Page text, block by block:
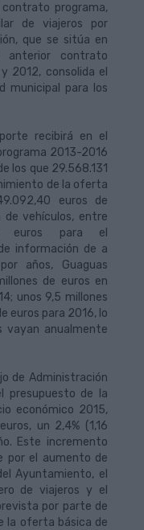
programa,
de viajeros por
que se sitúa en
anterior contrato
2012, consolida el
municipal para los
recibirá en el
2013-2016
los que 29.568.131
de la oferta
euros de
vehículos, entre
euros para el
información de a
años, Guaguas
de euros en
unos 9,5 millones
euros para 2016, lo
vayan anualmente
de Administración
presupuesto de la
económico 2015,
un 2,4% (1,16
Este incremento
por el aumento de
Ayuntamiento, el
de viajeros y el
por parte de
la oferta básica de